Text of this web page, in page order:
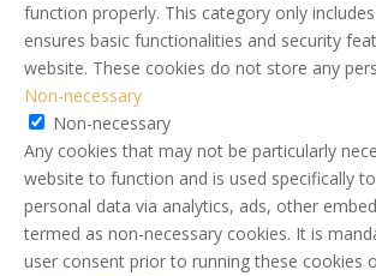
function properly. This category only
ensures basic functionalities and security
website. These cookies do not store any
Non-necessary
Non-necessary
Any cookies that may not be particularly
website to function and is used specifically
personal data via analytics, ads, other
termed as non-necessary cookies. It is
user consent prior to running these cookies